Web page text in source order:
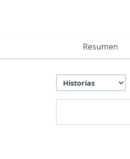
Resumen